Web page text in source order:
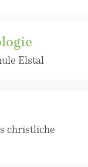
Elstal
christliche